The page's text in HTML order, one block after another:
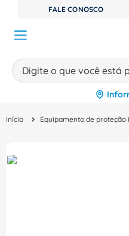
FALE CONOSCO
Digite o que você está
Equipamento de proteção
TERMOS MAIS
º disjuntor